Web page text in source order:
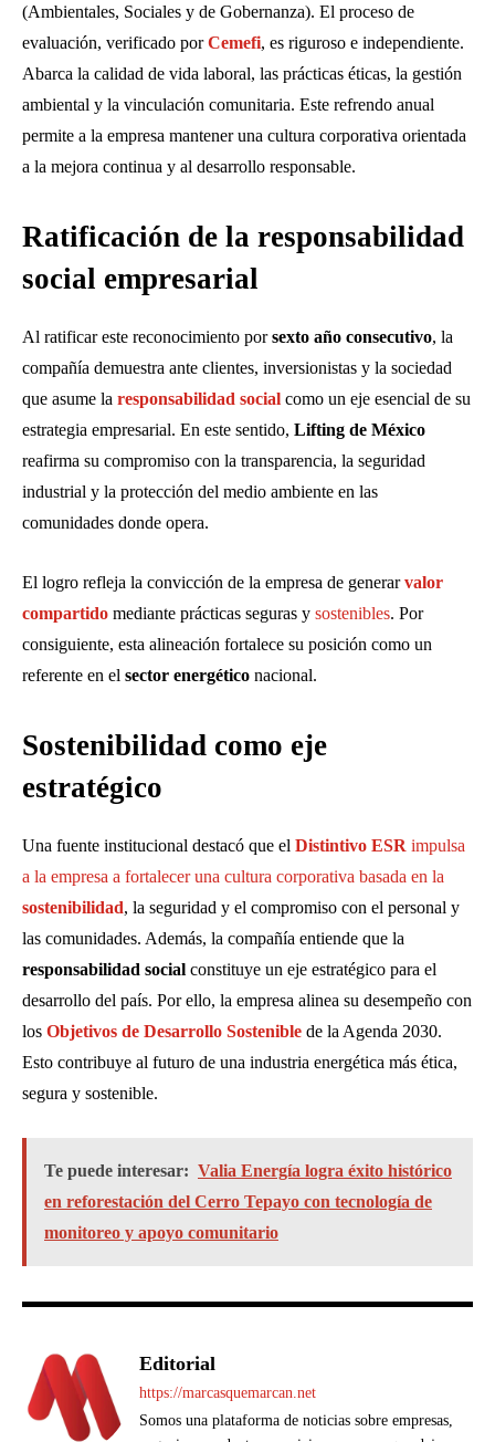
(Ambientales, Sociales y de Gobernanza). El proceso de
evaluación, verificado porCemefi, es riguroso e independiente.
Abarca la calidad de vida laboral, las prácticas éticas, la gestión
ambiental y la vinculación comunitaria. Este refrendo anual
permite a la empresa mantener una cultura corporativa orientada
a la mejora continua y al desarrollo responsable.
Ratificación de la responsabilidad
social empresarial
Al ratificar este reconocimiento porsexto año consecutivo, la
compañía demuestra ante clientes, inversionistas y la sociedad
que asume la responsabilidad social como un eje esencial de su
estrategia empresarial. En este sentido, Lifting de México
reafirma su compromiso con la transparencia, la seguridad
industrial y la protección del medio ambiente en las
comunidades donde opera.
El logro refleja la convicción de la empresa de generarvalor
compartido mediante prácticas seguras y sostenibles. Por
consiguiente, esta alineación fortalece su posición como un
referente en el sector energético nacional.
Sostenibilidad como eje
estratégico
Una fuente institucional destacó que el Distintivo ESR impulsa
a la empresa a fortalecer una cultura corporativa basada en la
sostenibilidad, la seguridad y el compromiso con el personal y
las comunidades. Además, la compañía entiende que la
responsabilidad social constituye un eje estratégico para el
desarrollo del país. Por ello, la empresa alinea su desempeño con
los Objetivos de Desarrollo Sostenible de la Agenda 2030.
Esto contribuye al futuro de una industria energética más ética,
segura y sostenible.
Te puede interesar: Valia Energía logra éxito histórico
en reforestación del Cerro Tepayo con tecnología de
monitoreo y apoyo comunitario
Editorial
https://marcasquemarcan.net
Somos una plataforma de noticias sobre empresas,